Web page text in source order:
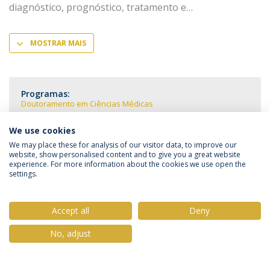
diagnóstico, prognóstico, tratamento e
MOSTRAR MAIS
Programas:
Doutoramento em Ciências Médicas
Política de Privacidade
Termos & Condições
© 2026 Universidade Católica Portuguesa
We use cookies
We may place these for analysis of our visitor data, to improve our
website, show personalised content and to give you a great website
experience. For more information about the cookies we use open the
settings.
Accept all
Deny
No, adjust